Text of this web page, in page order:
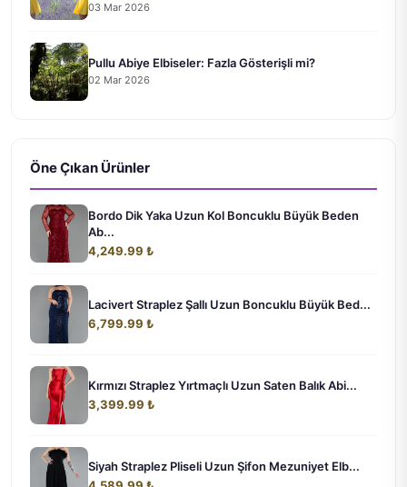
03 Mar 2026
Pullu Abiye Elbiseler: Fazla Gösterişli mi?
02 Mar 2026
Öne Çıkan Ürünler
Bordo Dik Yaka Uzun Kol Boncuklu Büyük Beden
Ab...
4,249.99 ₺
Lacivert Straplez Şallı Uzun Boncuklu Büyük Bed...
6,799.99 ₺
Kırmızı Straplez Yırtmaçlı Uzun Saten Balık Abi...
3,399.99 ₺
Siyah Straplez Pliseli Uzun Şifon Mezuniyet Elb...